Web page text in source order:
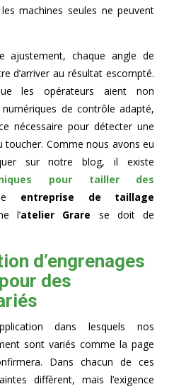
machines seules ne peuvent
ajustement, chaque angle de
d’arriver au résultat escompté.
les opérateurs aient non
de contrôle adapté,
nécessaire pour détecter une
toucher. Comme nous avons eu
sur notre blog, il existe
pour tailler des
entreprise de taillage
l’atelier Grare se doit de
d’engrenages
des
dans lesquels nos
sont variés comme la page
Dans chacun de ces
diffèrent, mais l’exigence